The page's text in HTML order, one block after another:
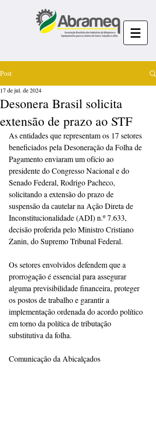
Post
Desonera Brasil solicita
extensão de prazo ao STF
17 de jul. de 2024
As entidades que representam os 17 setores
beneficiados pela Desoneração da Folha de
Pagamento enviaram um ofício ao
presidente do Congresso Nacional e do
Senado Federal, Rodrigo Pacheco,
solicitando a extensão do prazo de
suspensão da cautelar na Ação Direta de
Inconstitucionalidade (ADI) n.º 7.633,
decisão proferida pelo Ministro Cristiano
Zanin, do Supremo Tribunal Federal.
Os setores envolvidos defendem que a
prorrogação é essencial para assegurar
alguma previsibilidade financeira, proteger
os postos de trabalho e garantir a
implementação ordenada do acordo político
em torno da política de tributação
substitutiva da folha.
Comunicação da Abicalçados